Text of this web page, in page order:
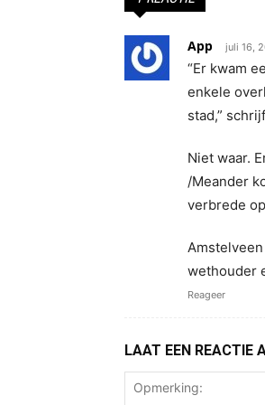
App juli 16,
“Er kwam
enkele
stad,”
Niet waar.
/Meander
verbrede
wethouder
Reageer
LAAT EEN REACTIE